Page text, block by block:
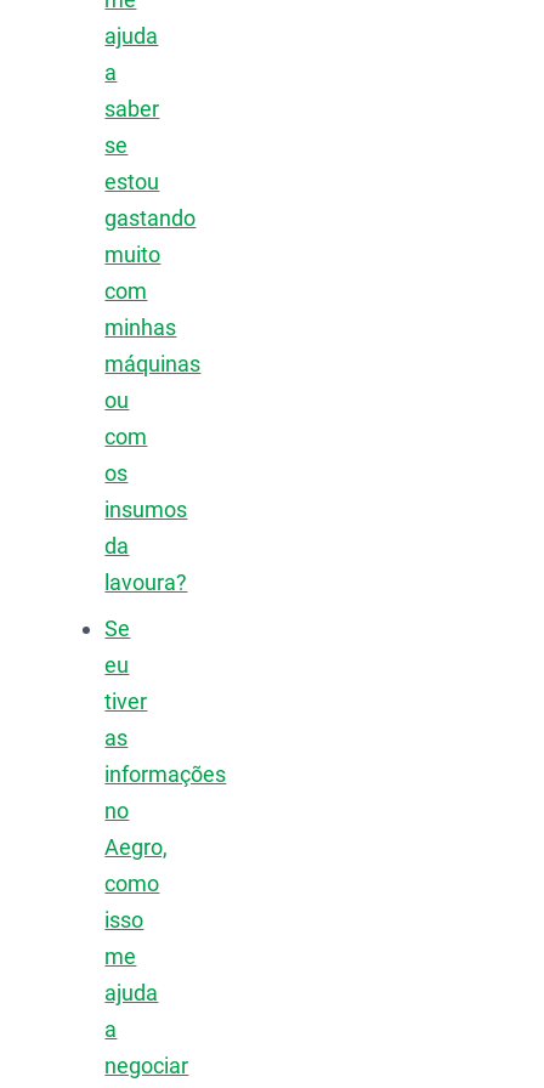
ajuda
a
saber
se
estou
gastando
muito
com
minhas
máquinas
ou
com
os
insumos
da
lavoura?
Se
eu
tiver
as
informações
no
Aegro,
como
isso
me
ajuda
a
negociar